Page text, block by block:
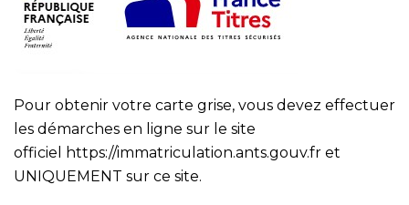
Pour obtenir votre carte grise, vous devez effectuer
les démarches en ligne sur le site
officiel
https://immatriculation.ants.gouv.fr et
UNIQUEMENT sur ce site.